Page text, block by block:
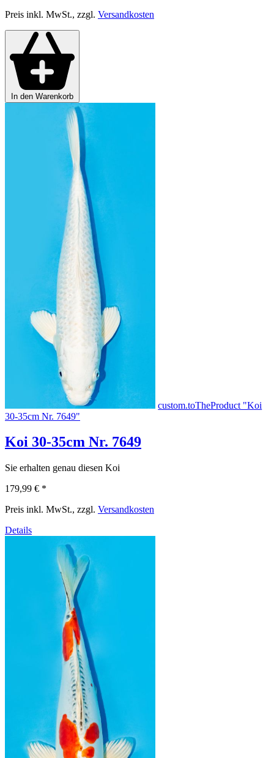
Preis inkl. MwSt., zzgl. Versandkosten
In den Warenkorb
custom.toTheProduct "Koi
30-35cm Nr. 7649"
Koi 30-35cm Nr. 7649
Sie erhalten genau diesen Koi
179,99 € *
Preis inkl. MwSt., zzgl. Versandkosten
Details